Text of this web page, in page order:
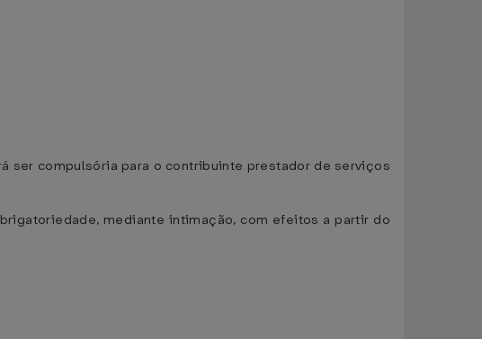
compulsória para o contribuinte prestador de serviços
mediante intimação, com efeitos a partir do